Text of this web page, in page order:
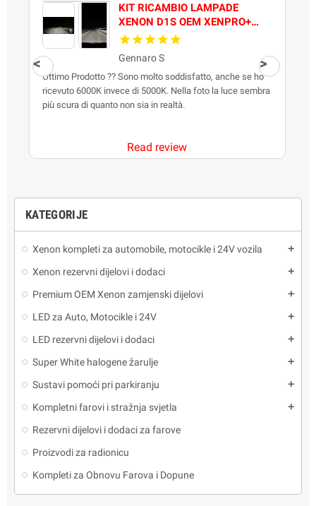
KATEGORIJE
Xenon kompleti za automobile, motocikle i 24V vozila add
Xenon rezervni dijelovi i dodaci add
Premium OEM Xenon zamjenski dijelovi add
LED za Auto, Motocikle i 24V add
LED rezervni dijelovi i dodaci add
Super White halogene žarulje add
Sustavi pomoći pri parkiranju add
Kompletni farovi i stražnja svjetla add
Rezervni dijelovi i dodaci za farove
Proizvodi za radionicu
Kompleti za Obnovu Farova i Dopune
KIT RICAMBIO LAMPADE
XENON D1S OEM XENPRO+
FUZION PRO QUALITY
Gennaro S
Ottimo Prodotto ?? Sono molto soddisfatto, anche se ho
ricevuto 6000K invece di 5000K. Nella foto la luce sembra
più scura di quanto non sia in realtà.
Read review